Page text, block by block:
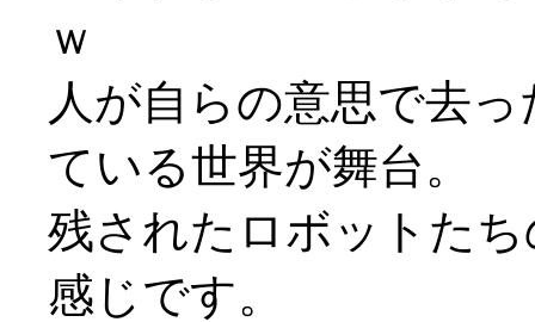
ｗ
人が自らの意思で去
ている世界が舞台。
残されたロボットた
感じです。